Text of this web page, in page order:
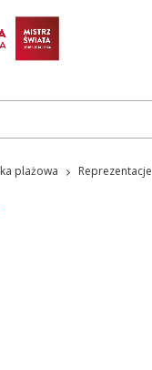
AKTUALNOŚCI
ROZGRYWKI
PL
EN
plażowa Reprezentacje